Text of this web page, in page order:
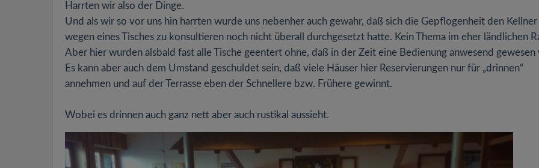
Harrten wir also der Dinge.
Und als wir so vor uns hin harrten wurde uns nebenher auch gewahr, daß sich die Gepflogenheit den Kellner
wegen eines Tisches zu konsultieren noch nicht überall durchgesetzt hatte. Kein Thema im eher ländlichen
Aber hier wurden alsbald fast alle Tische geentert ohne, daß in der Zeit eine Bedienung anwesend gewesen
Es kann aber auch dem Umstand geschuldet sein, daß viele Häuser hier Reservierungen nur für „drinnen“
annehmen und auf der Terrasse eben der Schnellere bzw. Frühere gewinnt.
Wobei es drinnen auch ganz nett aber auch rustikal aussieht.